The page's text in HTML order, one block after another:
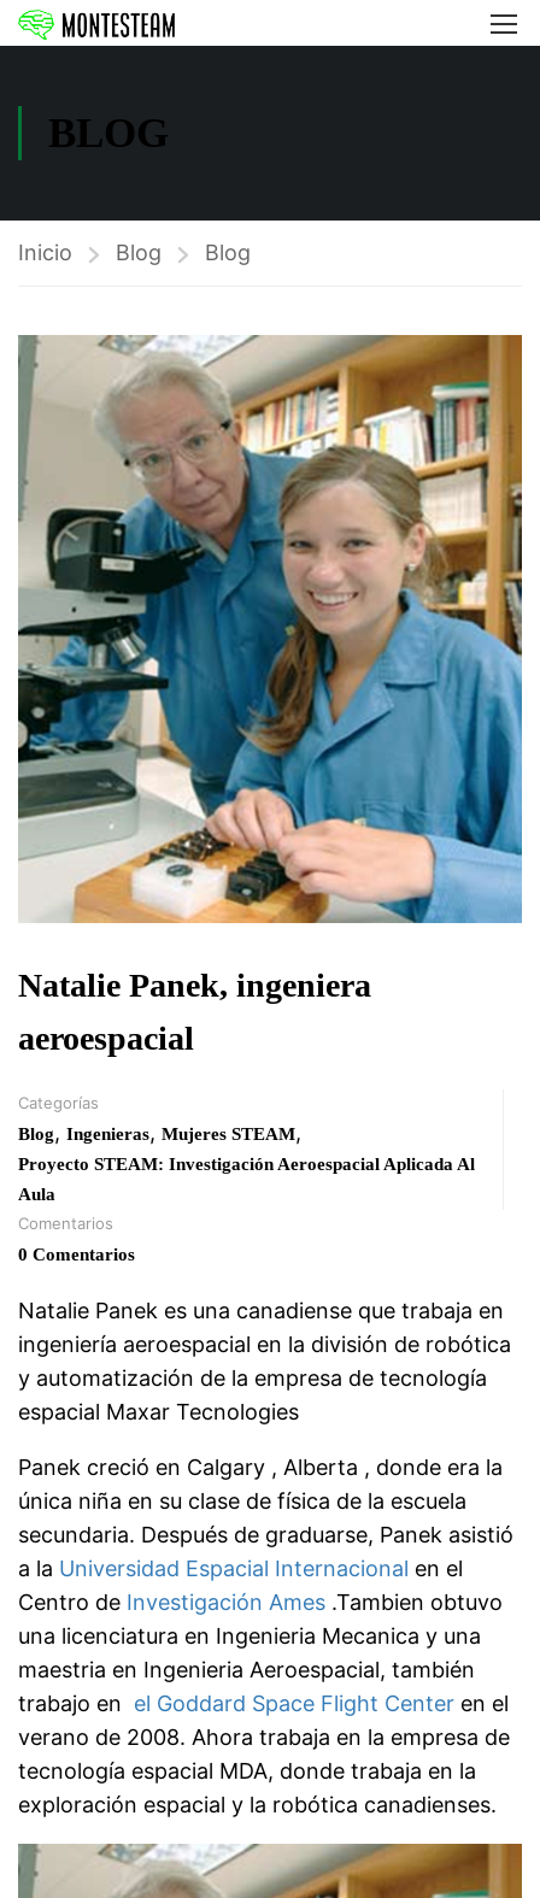
BLOG
Inicio Blog Blog
Natalie Panek, ingeniera
aeroespacial
Categorías
Blog, Ingenieras, Mujeres STEAM,
Proyecto STEAM: Investigación Aeroespacial Aplicada Al
Aula
Comentarios
0 Comentarios
Natalie Panek es una canadiense que trabaja en
ingeniería aeroespacial en la división de robótica
y automatización de la empresa de tecnología
espacial Maxar Tecnologies
Panek creció en Calgary , Alberta , donde era la
única niña en su clase de física de la escuela
secundaria. Después de graduarse, Panek asistió
a la Universidad Espacial Internacional en el
Centro de Investigación Ames .Tambien obtuvo
una licenciatura en Ingenieria Mecanica y una
maestria en Ingenieria Aeroespacial, también
trabajo en el Goddard Space Flight Center en el
verano de 2008. Ahora trabaja en la empresa de
tecnología espacial MDA, donde trabaja en la
exploración espacial y la robótica canadienses.